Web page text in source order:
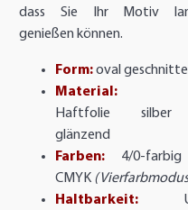
dass Sie Ihr Motiv
genießen können.
Form:oval
Material:
Haftfolie
glänzend
Farben: 4/0-
CMYK
Haltbarkeit: